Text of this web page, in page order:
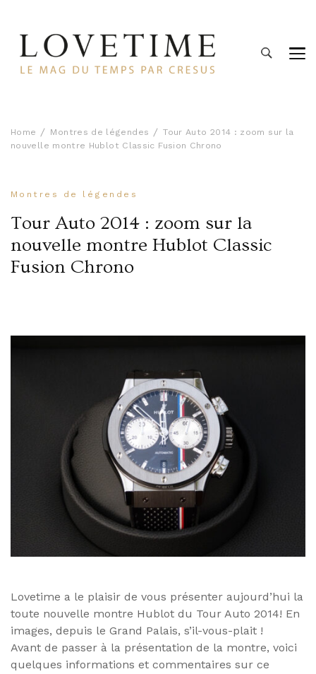
Home Montres de légendes
Tour Auto 2014 : zoom sur la
nouvelle montre Hublot Classic Fusion Chrono
Montres de légendes
Tour Auto 2014 : zoom sur la
nouvelle montre Hublot Classic
Fusion Chrono
Lovetime a le plaisir de vous présenter aujourd’hui la
toute nouvelle montre Hublot du Tour Auto 2014! En
images, depuis le Grand Palais, s’il-vous-plait !
Avant de passer à la présentation de la montre, voici
quelques informations et commentaires sur ce